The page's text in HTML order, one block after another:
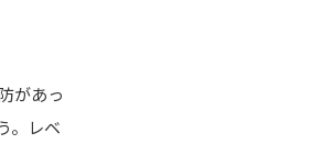
があっ
。レベ